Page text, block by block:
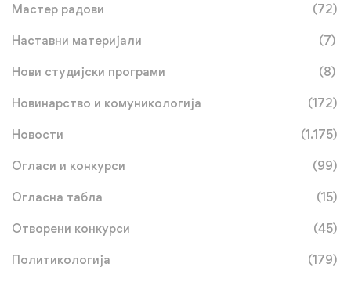
Мастер радови (72)
Наставни материјали (7)
Нови студијски програми (8)
Новинарство и комуникологија (172)
Новости (1.175)
Огласи и конкурси (99)
Огласна табла (15)
Отворени конкурси (45)
Политикологија (179)